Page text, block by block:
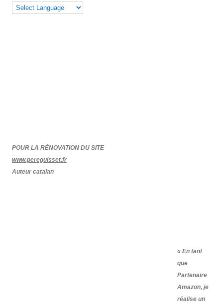
POUR LA RÉNOVATION DU SITE
www.pereguisset.fr
Auteur catalan
« En tant
que
Partenaire
Amazon, je
réalise un